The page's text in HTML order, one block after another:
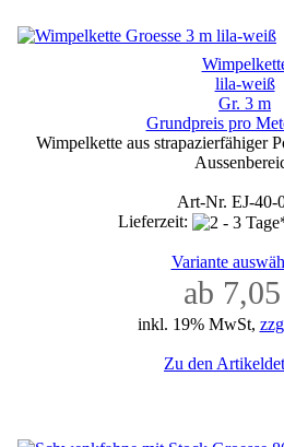
lila-weiß
Gr. 3 m
Grundpreis pro
Wimpelkette aus strapazierfähiger
Art-Nr. EJ-40-
Lieferzeit:
Variante
ab
inkl. 19% MwSt,
Zu den